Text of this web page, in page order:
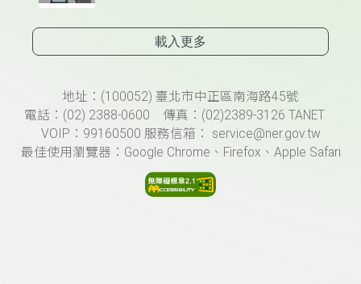
載入更多
頁尾資訊地址：(100052) 臺北市中正區南海路45號
電話：(02) 2388-0600 傳真：(02)2389-3126 TANET
VOIP：99160500 服務信箱： service@ner.gov.tw
最佳使用瀏覽器：Google Chrome、Firefox、Apple Safari